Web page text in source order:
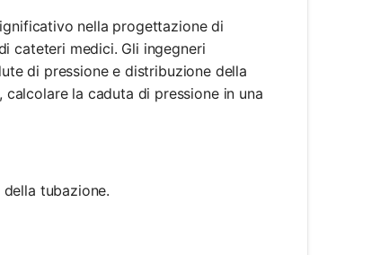
nella progettazione di
cateteri medici. Gli ingegneri
di pressione e distribuzione della
la caduta di pressione in una
R
tubazione.